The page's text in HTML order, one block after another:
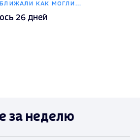
КАК МОГЛИ...
26 дней
за неделю